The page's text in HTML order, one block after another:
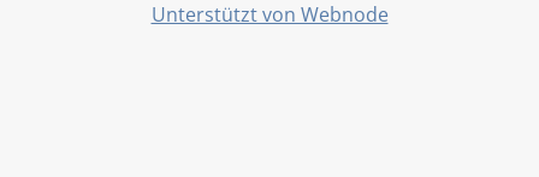
Unterstützt von Webnode